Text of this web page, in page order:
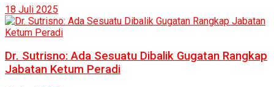
18 Juli 2025
Dr. Sutrisno: Ada Sesuatu Dibalik Gugatan Rangkap
Jabatan Ketum Peradi